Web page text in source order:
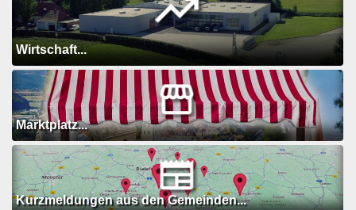
Wirtschaft...
Marktplatz...
Kurzmeldungen aus den Gemeinden...